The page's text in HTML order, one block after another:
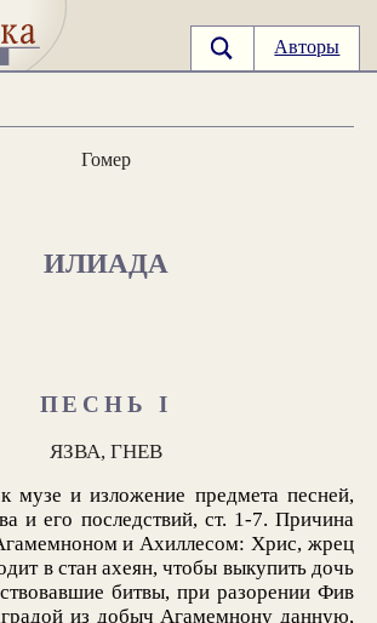
Авторы
Гомер
ИЛИАДА
ПЕСНЬ I
ЯЗВА, ГНЕВ
музе и изложение предмета песней,
и его последствий, ст. 1-7. Причина
и Ахиллесом: Хрис, жрец
в стан ахеян, чтобы выкупить дочь
битвы, при разорении Фив
из добыч Агамемнону данную,